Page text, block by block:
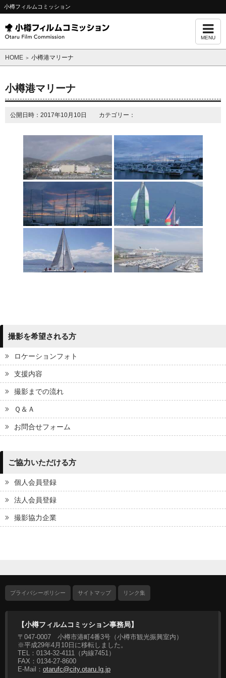
小樽フィルムコミッション
MENU
HOME ＞ 小樽港マリーナ
小樽港マリーナ
公開日時：2017年10月10日 カテゴリー：
撮影を希望される方
ロケーションフォト
支援内容
撮影までの流れ
Ｑ＆Ａ
お問合せフォーム
ご協力いただける方
個人会員登録
法人会員登録
撮影協力企業
プライバシーポリシー サイトマップ リンク集
【小樽フィルムコミッション事務局】
〒047-0007 小樽市港町4番3号（小樽市観光振興室内）
※平成29年4月10日に移転しました。
TEL：0134-32-4111（内線7451）
FAX：0134-27-8600
E-Mail： otarufc@city.otaru.lg.jp